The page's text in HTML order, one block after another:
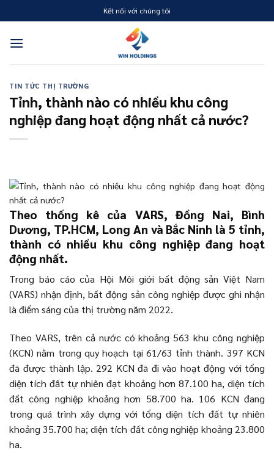
to
content
Kết nối với chúng tôi
TIN TỨC THỊ TRƯỜNG
Tỉnh, thành nào có nhiều khu công
nghiệp đang hoạt động nhất cả nước?
Theo thống kê của VARS, Đồng Nai, Bình
Dương, TP.HCM, Long An và Bắc Ninh là 5 tỉnh,
thành có nhiều khu công nghiệp đang hoạt
động nhất.
Trong báo cáo của Hội Môi giới bất động sản Việt Nam
(VARS) nhận định, bất động sản công nghiệp được ghi nhận
là điểm sáng của thị trường năm 2022.
Theo VARS, trên cả nước có khoảng 563 khu công nghiệp
(KCN) nằm trong quy hoạch tại 61/63 tỉnh thành. 397 KCN
đã được thành lập. 292 KCN đã đi vào hoạt động với tổng
diện tích đất tự nhiên đạt khoảng hơn 87.100 ha, diện tích
đất công nghiệp khoảng hơn 58.700 ha. 106 KCN đang
trong quá trình xây dựng với tổng diện tích đất tự nhiên
khoảng 35.700 ha; diện tích đất công nghiệp khoảng 23.800
ha.